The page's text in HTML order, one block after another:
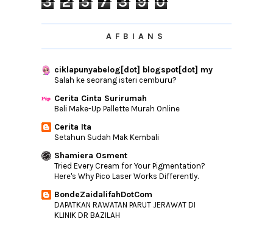
Pejuang Kanser Jelajah Borneo Dengan
►July(9)
► June(15)
►May(9)
►April(13)
►February(15)
►January(12)
► 2016(240)
►2015(346)
AFBIANS
ciklapunyabelog[dot] blogspot[dot] my
Salah ke seorang isteri cemburu?
Cerita Cinta Surirumah
Beli Make-Up Pallette Murah Online
Cerita Ita
Setahun Sudah Mak Kembali
Shamiera Osment
Tried Every Cream for Your Pigmentation?
Here's Why Pico Laser Works Differently.
BondeZaidalifahDotCom
DAPATKAN RAWATAN PARUT JERAWAT DI
KLINIK DR BAZILAH